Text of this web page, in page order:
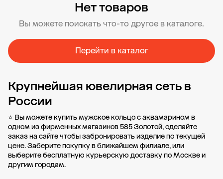
Нет товаров
Вы можете поискать что-то другое в каталоге.
Перейти в каталог
Крупнейшая ювелирная сеть в
России
⭐ Вы можете купить мужское кольцо с аквамарином в
одном из фирменных магазинов 585 Золотой, сделайте
заказ на сайте чтобы забронировать изделие по текущей
цене. Заберите покупку вближайшем филиале, или
выберите бесплатную курьерскую доставку по Москве и
другим городам.